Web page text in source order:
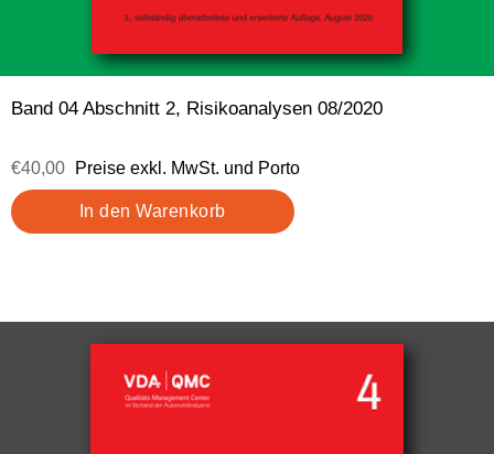
Band 04 Abschnitt 2, Risikoanalysen 08/2020
€40,00 Preise exkl. MwSt. und Porto